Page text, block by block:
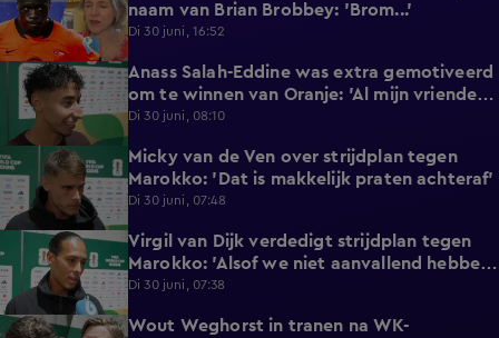
naam van Brian Brobbey: 'Brom...'
Di 30 juni, 16:52
3:02
Anass Salah-Eddine was extra gemotiveerd
om te winnen van Oranje: 'Al mijn vrienden
zijn Nederlands!'
Di 30 juni, 08:10
1:44
Micky van de Ven over strijdplan tegen
Marokko: 'Dat is makkelijk praten achteraf'
Di 30 juni, 07:48
Virgil van Dijk verdedigt strijdplan tegen
Marokko: 'Alsof we niet aanvallend hebben
gedacht?'
Di 30 juni, 07:38
3:49
Wout Weghorst in tranen na WK-